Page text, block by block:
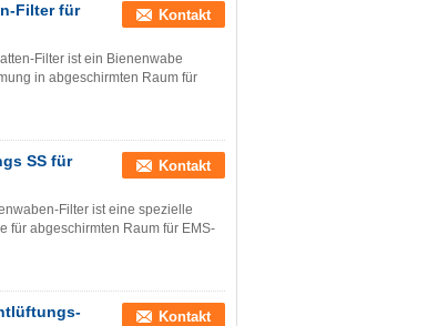
Filter für
Kontakt
Filter ist ein Bienenwabe
in abgeschirmten Raum für
SS für
Kontakt
Filter ist eine spezielle
für abgeschirmten Raum für EMS-
Kontakt